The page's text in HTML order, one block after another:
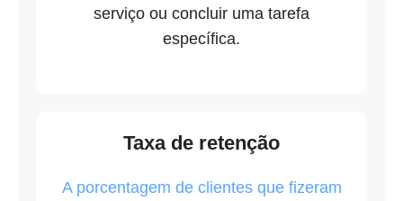
serviço ou concluir uma tarefa
específica.
Taxa de retenção
A porcentagem de clientes que fizeram